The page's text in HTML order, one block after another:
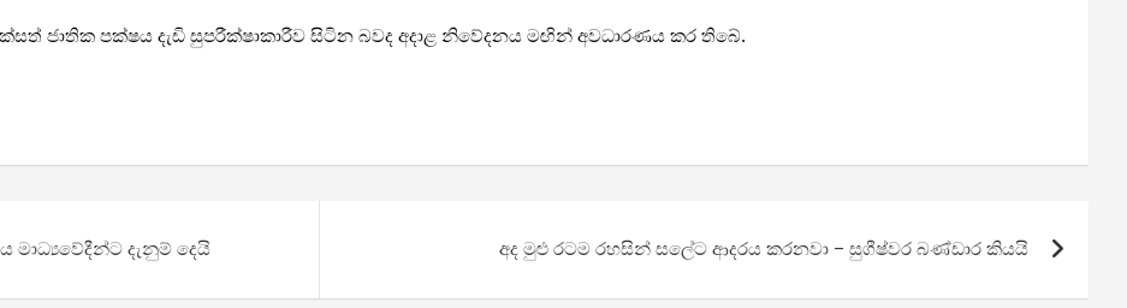
ජාතික පක්ෂය දැඩි සුපරීක්ෂාකාරීව සිටින බවද අදාළ නිවේදනය මඟින් අවධාරණය කර තිබේ.
දැනුම් දෙයි අද මුළු රටම රහසින් සලේට ආදරය කරනවා – සුගීෂ්වර බණ්ඩාර කියයි